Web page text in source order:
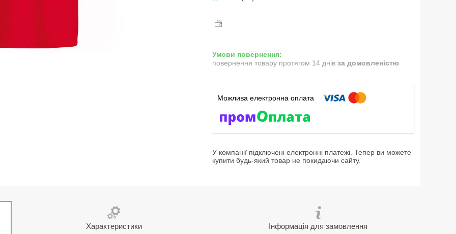
повернення товару протягом 14 днів за домовленістю
У компанії підключені електронні платежі. Тепер ви можете
купити будь-який товар не покидаючи сайту.
Характеристики Інформація для замовлення